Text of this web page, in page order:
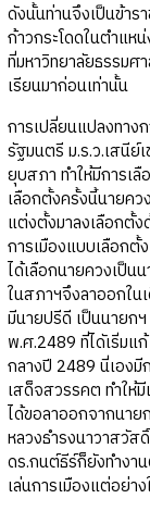
ดังนั้นท่านจึงเป็นข้าร
ก้าวกระโดดในตำแ
ที่มหาวิทยาลัยธรรมศ
เรียนมาก่อนเท่านั้น
การเปลี่ยนแปลงทาง
รัฐมนตรี ม.ร.ว.เสนีย์
ยุบสภา ทำให้มีการเ
เลือกตั้งครั้งนี้นายค
แต่งตั้งมาลงเลือกตั้
การเมืองแบบเลือกตั้
ได้เลือกนายควงเป็
ในสภาฯจึงลาออกใน
มีนายปรีดี เป็นนายก
พ.ศ.2489 ที่ไดัเริ่มแ
กลางปี 2489 นี่เอง
เสด็จสวรรคต ทำให้
ได้ขอลาออกจากนา
หลวงธำรงนาวาสวัส
ดร.กนต์ธีร์ก็ยังทำงาน
เล่นการเมืองแต่อย่าง